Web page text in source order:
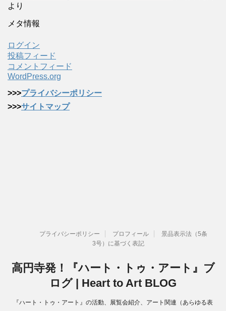
より
メタ情報
ログイン
投稿フィード
コメントフィード
WordPress.org
>>>プライバシーポリシー
>>>サイトマップ
プライバシーポリシー プロフィール
景品表示法（5条
3号）に基づく表記
高円寺発！『ハート・トゥ・アート』ブ
ログ | Heart to Art BLOG
『ハート・トゥ・アート』の活動、展覧会紹介、アート関連（あらゆる表